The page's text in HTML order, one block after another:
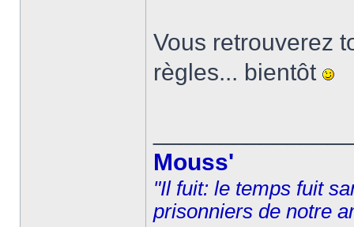
Vous retrouverez
règles... bientôt
Mouss'
"Il fuit: le temps fuit
prisonniers de notre